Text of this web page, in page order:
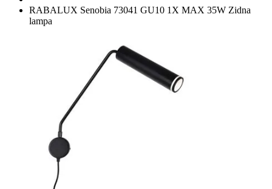
RABALUX Senobia 73041 GU10 1X MAX 35W Zidna
lampa